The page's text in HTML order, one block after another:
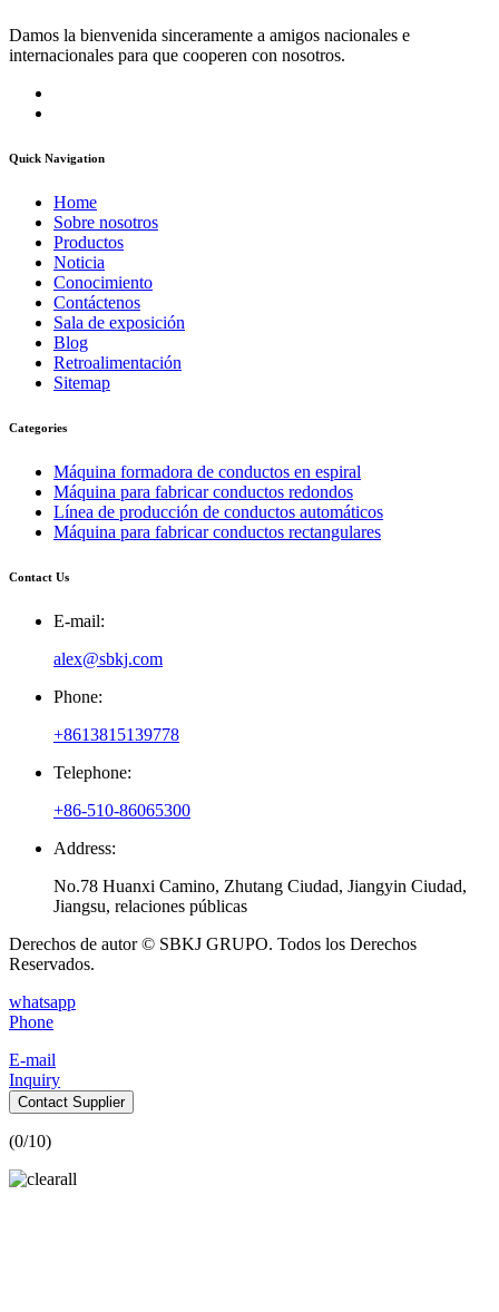
Damos la bienvenida sinceramente a amigos nacionales e
internacionales para que cooperen con nosotros.
Quick Navigation
Home
Sobre nosotros
Productos
Noticia
Conocimiento
Contáctenos
Sala de exposición
Blog
Retroalimentación
Sitemap
Categories
Máquina formadora de conductos en espiral
Máquina para fabricar conductos redondos
Línea de producción de conductos automáticos
Máquina para fabricar conductos rectangulares
Contact Us
E-mail:
alex@sbkj.com
Phone:
+8613815139778
Telephone:
+86-510-86065300
Address:
No.78 Huanxi Camino, Zhutang Ciudad, Jiangyin Ciudad,
Jiangsu, relaciones públicas
Derechos de autor © SBKJ GRUPO. Todos los Derechos
Reservados.
whatsapp
Phone
E-mail
Inquiry
Contact Supplier
(0/10)